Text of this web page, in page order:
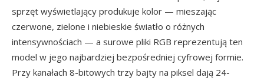
sprzęt wyświetlający produkuje kolor — mieszając
czerwone, zielone i niebieskie światło o różnych
intensywnościach — a surowe pliki RGB reprezentują ten
model w jego najbardziej bezpośredniej cyfrowej formie.
Przy kanałach 8-bitowych trzy bajty na piksel dają 24-